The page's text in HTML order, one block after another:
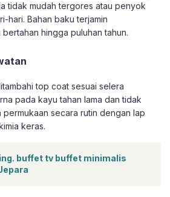
tidak mudah tergores atau penyok
hari. Bahan baku terjamin
hingga puluhan tahun.
top coat sesuai selera
pada kayu tahan lama dan tidak
permukaan secara rutin dengan lap
keras.
buffet tv buffet minimalis